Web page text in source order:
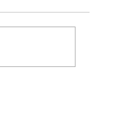
가 아시는 대로 바로
본문인 에스겔에서도
한 진노가 애굽과